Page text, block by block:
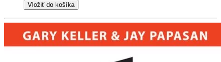
Vložiť do košíka